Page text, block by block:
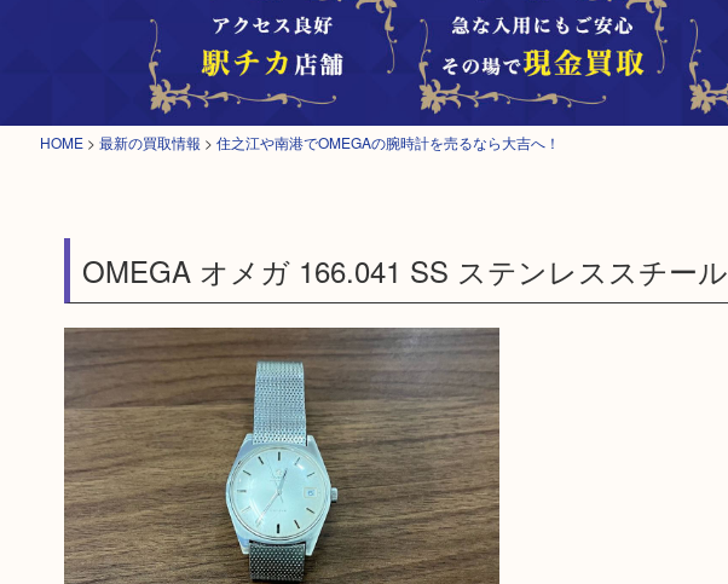
HOME > 最新の買取情報 > 住之江や南港でOMEGAの腕時計を売るなら大吉へ！
OMEGA オメガ 166.041 SS ステンレススチール